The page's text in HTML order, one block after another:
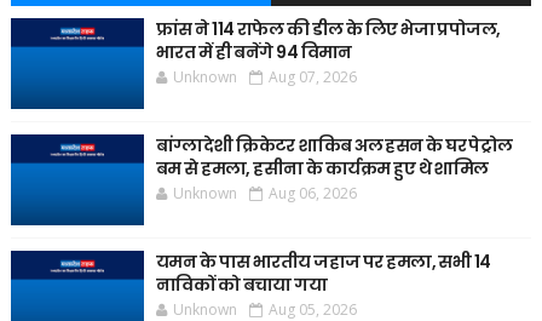
फ्रांस ने 114 राफेल की डील के लिए भेजा प्रपोजल,
भारत में ही बनेंगे 94 विमान
Unknown Aug 07, 2026
बांग्लादेशी क्रिकेटर शाकिब अल हसन के घर पेट्रोल
बम से हमला, हसीना के कार्यक्रम हुए थे शामिल
Unknown Aug 06, 2026
यमन के पास भारतीय जहाज पर हमला, सभी 14
नाविकों को बचाया गया
Unknown Aug 05, 2026